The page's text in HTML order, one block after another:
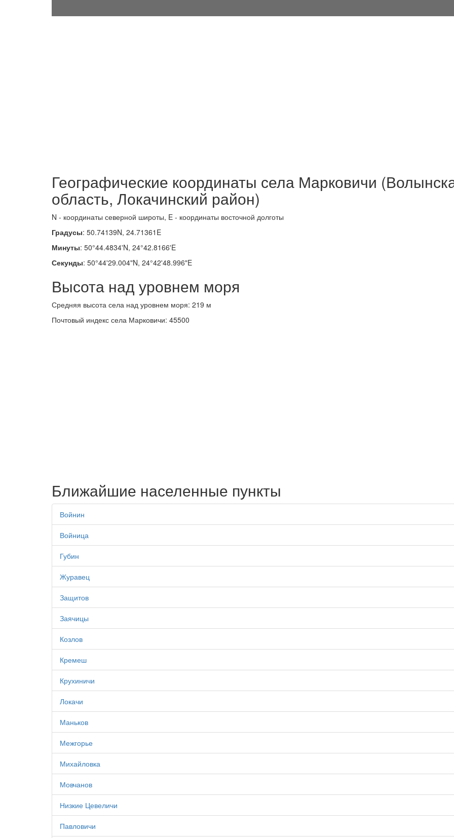
Географические координаты села Марковичи
область, Локачинский район)
N - координаты северной широты, E - координаты восточной долготы
Градусы: 50.74139N, 24.71361E
Минуты: 50°44.4834'N, 24°42.8166'E
Секунды: 50°44'29.004"N, 24°42'48.996"E
Высота над уровнем моря
Средняя высота села над уровнем моря: 219 м
Почтовый индекс села Марковичи: 45500
Ближайшие населенные пункты
Войнин
Войница
Губин
Журавец
Защитов
Заячицы
Козлов
Кремеш
Крухиничи
Локачи
Маньков
Межгорье
Михайловка
Мовчанов
Низкие Цевеличи
Павловичи